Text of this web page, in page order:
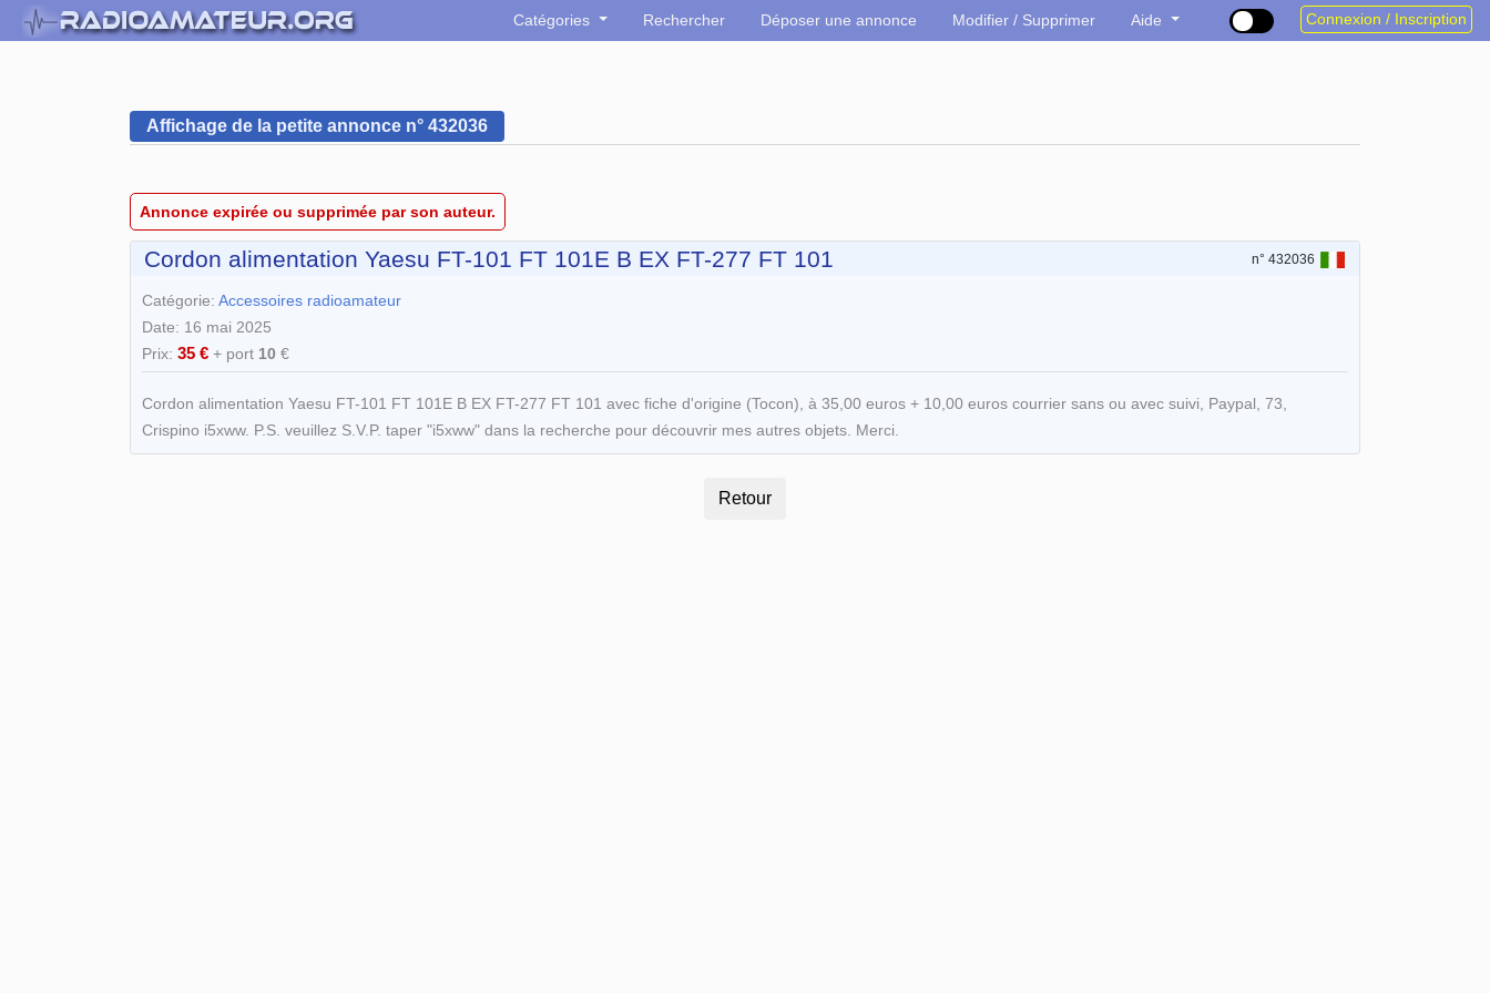
Catégories Rechercher Déposer une annonce Modifier / Supprimer Aide Connexion / Inscription
Affichage de la petite annonce n° 432036
Annonce expirée ou supprimée par son auteur.
Cordon alimentation Yaesu FT-101 FT 101E B EX FT-277 FT 101 n° 432036
Catégorie: Accessoires radioamateur
Date: 16 mai 2025
Prix: 35 € + port 10€
Cordon alimentation Yaesu FT-101 FT 101E B EX FT-277 FT 101 avec fiche d'origine (Tocon), à 35,00 euros + 10,00 euros courrier sans ou avec suivi, Paypal, 73,
Crispino i5xww. P.S. veuillez S.V.P. taper "i5xww" dans la recherche pour découvrir mes autres objets. Merci.